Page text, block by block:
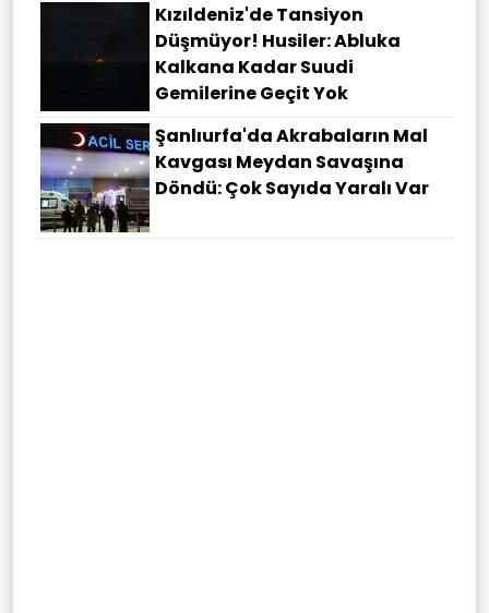
Kızıldeniz'de Tansiyon
Düşmüyor! Husiler: Abluka
Kalkana Kadar Suudi
Gemilerine Geçit Yok
Şanlıurfa'da Akrabaların Mal
Kavgası Meydan Savaşına
Döndü: Çok Sayıda Yaralı Var